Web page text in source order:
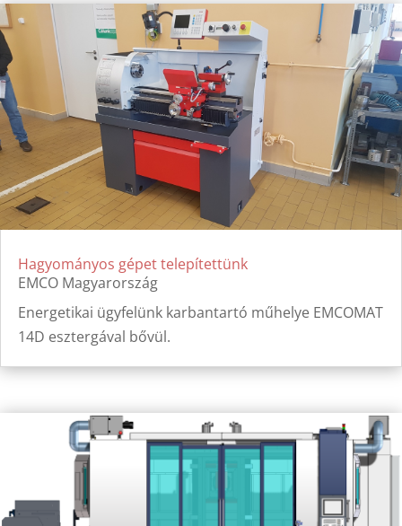
Hagyományos gépet telepítettünk
EMCO Magyarország
Energetikai ügyfelünk karbantartó műhelye EMCOMAT
14D esztergával bővül.